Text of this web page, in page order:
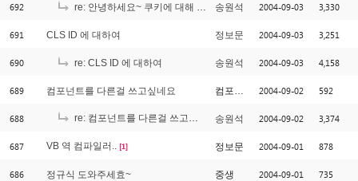
692 re: 안녕하세요~ 쿠키에 대해 질문요~ ^^ 송원석 2004-09-03 3,330
691 CLS ID 에 대하여 정보문 2004-09-03 3,251
690 re: CLS ID 에 대하여 송원석 2004-09-03 4,158
689 컴포넌트를 다른걸 쓰고싶네요 컴포넌트 2004-09-02 592
688 re: 컴포넌트를 다른걸 쓰고싶네요 [3]
송원석 2004-09-02 3,374
687 VB 역 컴파일러.. [1] 정보문 2004-09-01 878
686 정규식 도와주세효~ 중생 2004-09-01 735